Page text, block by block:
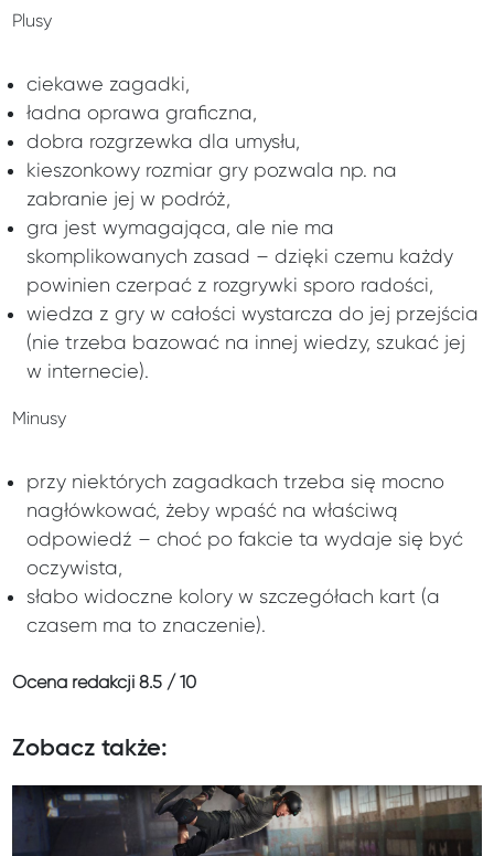
Plusy
ciekawe zagadki,
ładna oprawa graficzna,
dobra rozgrzewka dla umysłu,
kieszonkowy rozmiar gry pozwala np. na
zabranie jej w podróż,
gra jest wymagająca, ale nie ma
skomplikowanych zasad – dzięki czemu każdy
powinien czerpać z rozgrywki sporo radości,
wiedza z gry w całości wystarcza do jej przejścia
(nie trzeba bazować na innej wiedzy, szukać jej
w internecie).
Minusy
przy niektórych zagadkach trzeba się mocno
nagłówkować, żeby wpaść na właściwą
odpowiedź – choć po fakcie ta wydaje się być
oczywista,
słabo widoczne kolory w szczegółach kart (a
czasem ma to znaczenie).
Ocena redakcji8.5 / 10
Zobacz także: